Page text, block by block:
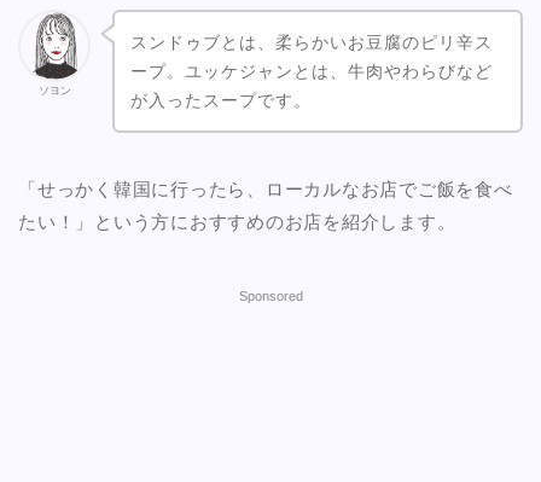
ソヨン
スンドゥブとは、柔らかいお豆腐のピリ辛ス
ープ。ユッケジャンとは、牛肉やわらびなど
が入ったスープです。
「せっかく韓国に行ったら、ローカルなお店でご飯を食べ
たい！」という方におすすめのお店を紹介します。
Sponsored